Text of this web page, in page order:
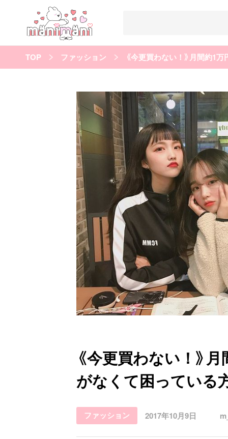
カテゴリー一覧
タグ一覧
キュレーター一覧
運営会社
利用規約
プライバシーポリシー
お問い合わせ
オルチャン 韓国コスメ 韓国トレンド
韓国メイク オルチャンメイク twice 人気
TOP ファッション 《今更買わない！》月間約1
《今更買わない！》
がなくて困っている
ファッション 2017年10月9日